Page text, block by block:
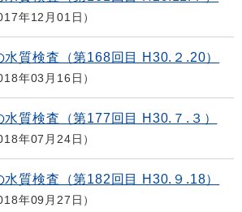
年12月01日
質検査（第168回目 H30.２.20）
年03月16日
質検査（第177回目 H30.７.３）
年07月24日
質検査（第182回目 H30.９.18）
年09月27日